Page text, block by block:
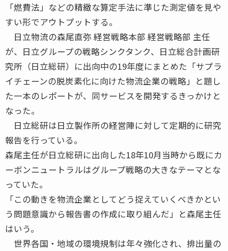
「燃費法」などの精緻な算定手法に準じた測定値を見や
すい形でアウトプットする。
日立物流の森尾直弥 経営戦略本部 経営戦略部 主任
が、日立グループの戦略シンクタンク、日立総合計画研
究所（日立総研）に出向中の19年度にまとめた「サプラ
イチェーンの脱炭素化に向けた物流企業の戦略」と題し
た一本のレポートが、同サービスを開発するきっかけと
なった。
日立総研は日立製作所の経営陣に対して定期的に研究
報告を行っている。
森尾主任が日立総研に出向した18年10月当時から既にカ
ーボンニュートラルはグループ戦略の大きなテーマとな
っていた。
「この動きを物流企業としてどう捉えていくべきかとい
う問題意識から報告書の作成に取り組んだ」と森尾主任
はいう。
世界各国・地域の環境規制は年々強化され、排出量の